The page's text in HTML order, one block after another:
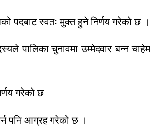
पदबाट स्वतः मुक्त हुने निर्णय गरेको छ ।
पालिका चुनावमा उम्मेदवार बन्न
गरेको छ ।
पनि आग्रह गरेको छ ।